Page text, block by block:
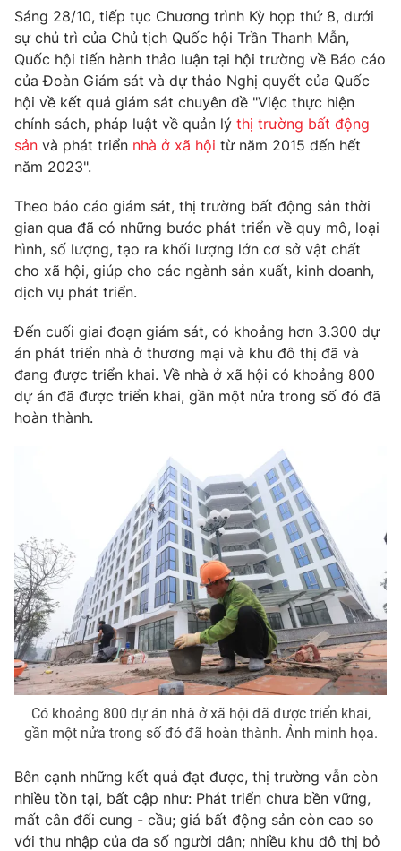
Thị trường
Góc doanh nghiệp
Truyền hình
Phim VTV
Hậu trường
Nhân vật
Giải sao mai
Giải trí
Điện ảnh
Âm nhạc
Sao
Đời sống
Làm đẹp
Chất lượng cuộc sống
Giáo dục
Tuyển sinh
Học trực tuyến
Công nghệ
Hitech Công nghệ tương lai
Sản phẩm
Thị trường
Tư vấn
Giao lưu trực tuyến
Lịch phát sóng
Chuyên mục khác
Infographic
Video Shorts video
VTV Money VTV Thể thao
VTV Sức khoẻ Bất động sản
Thị trường 24h Tấm lòng Việt
VTV9 VTV8
Sáng 28/10, tiếp tục Chương trình Kỳ họp thứ 8, dưới
sự chủ trì của Chủ tịch Quốc hội Trần Thanh Mẫn,
Quốc hội tiến hành thảo luận tại hội trường về Báo cáo
của Đoàn Giám sát và dự thảo Nghị quyết của Quốc
hội về kết quả giám sát chuyên đề "Việc thực hiện
chính sách, pháp luật về quản lý thị trường bất động
sản và phát triển nhà ở xã hội từ năm 2015 đến hết
năm 2023".
Theo báo cáo giám sát, thị trường bất động sản thời
gian qua đã có những bước phát triển về quy mô, loại
hình, số lượng, tạo ra khối lượng lớn cơ sở vật chất
cho xã hội, giúp cho các ngành sản xuất, kinh doanh,
dịch vụ phát triển.
Đến cuối giai đoạn giám sát, có khoảng hơn 3.300 dự
án phát triển nhà ở thương mại và khu đô thị đã và
đang được triển khai. Về nhà ở xã hội có khoảng 800
dự án đã được triển khai, gần một nửa trong số đó đã
hoàn thành.
Có khoảng 800 dự án nhà ở xã hội đã được triển khai,
gần một nửa trong số đó đã hoàn thành. Ảnh minh họa.
Bên cạnh những kết quả đạt được, thị trường vẫn còn
nhiều tồn tại, bất cập như: Phát triển chưa bền vững,
mất cân đối cung - cầu; giá bất động sản còn cao so
với thu nhập của đa số người dân; nhiều khu đô thị bỏ